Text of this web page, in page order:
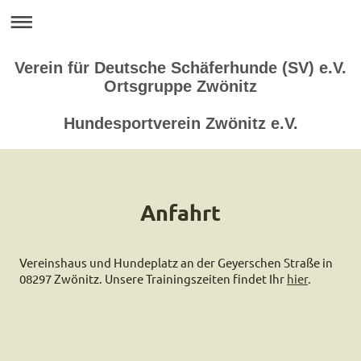
Verein für Deutsche Schäferhunde (SV) e.V.
Ortsgruppe Zwönitz
Hundesportverein Zwönitz e.V.
Anfahrt
Vereinshaus und Hundeplatz an der Geyerschen Straße in
08297 Zwönitz. Unsere Trainingszeiten findet Ihr hier.